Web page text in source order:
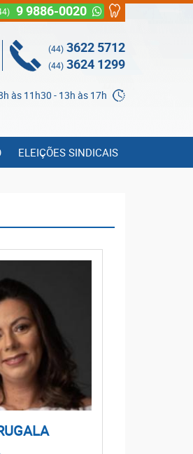
(44) 3622 5712
(44) 3624 1299
às 11h30 - 13h às 17h
9 9886-0020
ELEIÇÕES SINDICAIS